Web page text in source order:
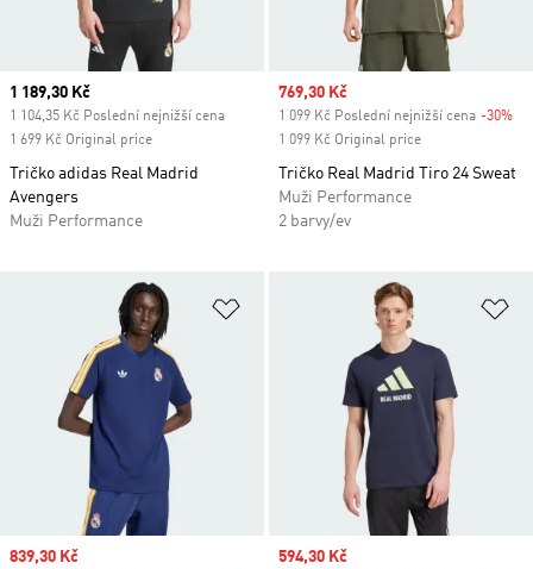
Current price
1 189,30 Kč
1 104,35 Kč Poslední nejnižší cena
1 699 Kč Original price
Tričko adidas Real Madrid
Avengers
Muži Performance
Sale price
769,30 Kč
1 099 Kč Poslední nejnižší cena -30%
1 099 Kč Original price
Tričko Real Madrid Tiro 24 Sweat
Muži Performance
2 barvy/ev
Přidat do seznamu přání
Sale price
839,30 Kč Sale price
594,30 Kč